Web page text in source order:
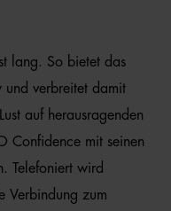
lang. So bietet das
und verbreitet damit
auf herausragenden
Confidence mit seinen
Telefoniert wird
Verbindung zum